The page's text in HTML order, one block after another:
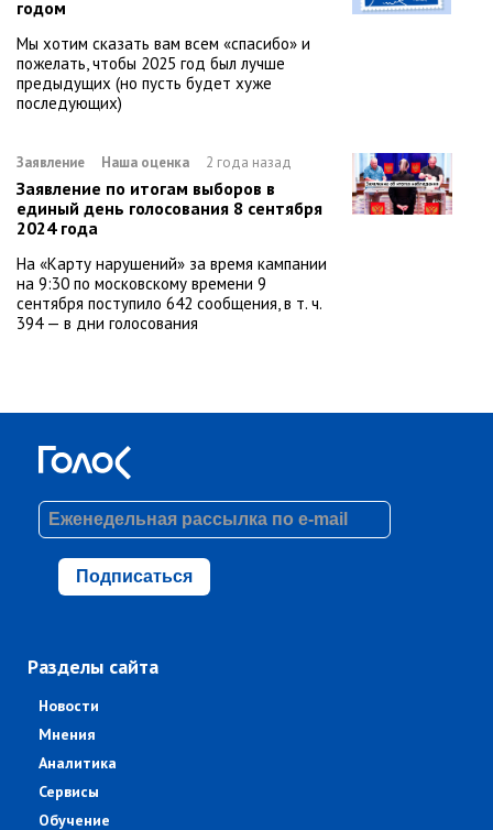
годом
Мы хотим сказать вам всем «спасибо» и
пожелать, чтобы 2025 год был лучше
предыдущих (но пусть будет хуже
последующих)
Заявление Наша оценка 2 года назад
Заявление по итогам выборов в
единый день голосования 8 сентября
2024 года
На «Карту нарушений» за время кампании
на 9:30 по московскому времени 9
сентября поступило 642 сообщения, в т. ч.
394 — в дни голосования
Подписаться
Разделы сайта
Новости
Мнения
Аналитика
Сервисы
Обучение